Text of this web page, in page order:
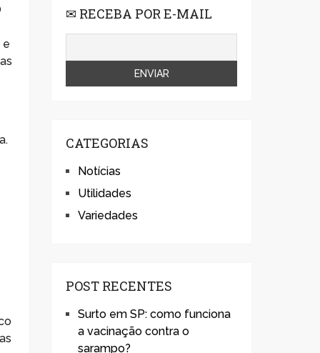
e
✉ RECEBA POR E-MAIL
CATEGORIAS
Notícias
Utilidades
Variedades
POST RECENTES
Surto em SP: como funciona
a vacinação contra o
sarampo?